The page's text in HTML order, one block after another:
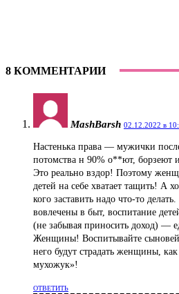
8 КОММЕНТАРИИ
MashBarsh 02.12.2022 в
Настенька права — мужички
потомства н 90% о**ют, борзеют
Это реально вздор! Поэтому
детей на себе хватает тащить! А
кого заставить надо что-то
вовлечены в быт, воспитание
(не забывая приносить доход) —
Женщины! Воспитывайте сыновей
него будут страдать женщины,
мухожук»!
ОТВЕТИТЬ